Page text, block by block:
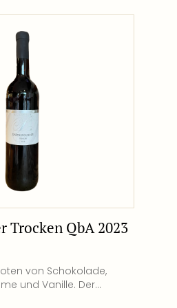
enthält Sulfite Allergene Ja Vegan 0,75 L Inhalt
Trocken QbA 2023
von Schokolade,
und Vanille. Der